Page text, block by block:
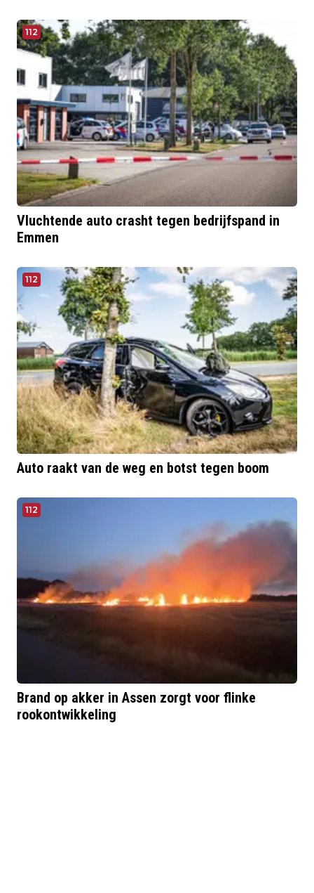
112
Vluchtende auto crasht tegen bedrijfspand in
Emmen
112
Auto raakt van de weg en botst tegen boom
112
Brand op akker in Assen zorgt voor flinke
rookontwikkeling